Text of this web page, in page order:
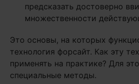
предсказать достоверно
множественности
Это основы, на которых
технология форсайт. Как эту
применять на практике? Для
специальные методы.